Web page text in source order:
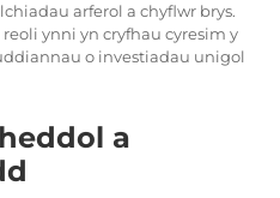
arferol a chyflwr brys.
ynni yn cryfhau cyresim y
o investiadau unigol
a